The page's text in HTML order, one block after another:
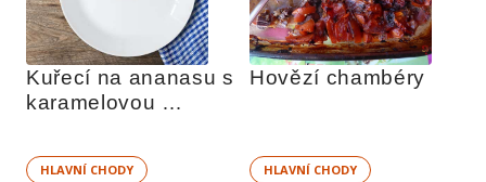
Kuřecí na ananasu s
karamelovou
HLAVNÍ CHODY
Hovězí chambéry
HLAVNÍ CHODY